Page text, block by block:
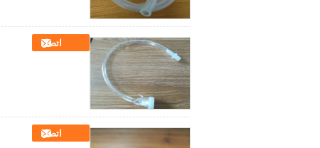
اتصل
اتصل